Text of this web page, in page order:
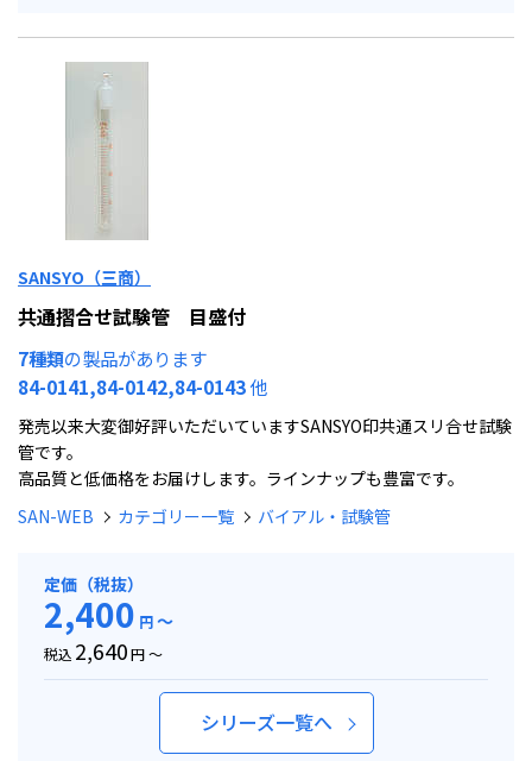
SANSYO（三商）
共通摺合せ試験管 目盛付
7種類の製品があります
84-0141,84-0142,84-0143他
発売以来大変御好評いただいていますSANSYO印共通スリ合せ試験
管です。
高品質と低価格をお届けします。ラインナップも豊富です。
SAN-WEB
カテゴリー一覧 バイアル・試験管
定価（税抜）
2,400 円～
税込 2,640円 ～
シリーズ一覧へ